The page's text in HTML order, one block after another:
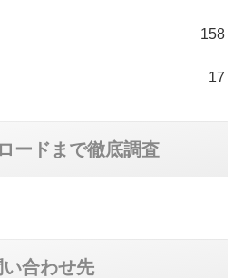
158
17
ードまで徹底調査
い合わせ先